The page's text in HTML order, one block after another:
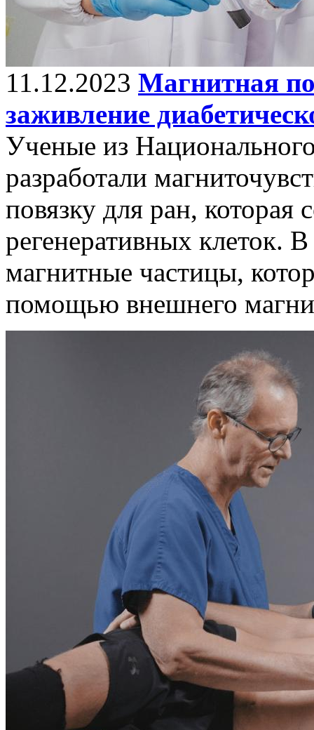
11.12.2023 Магнитная
заживление
Ученые из
разработали
повязку для ран, которая
регенеративных клеток.
магнитные частицы,
помощью внешнего